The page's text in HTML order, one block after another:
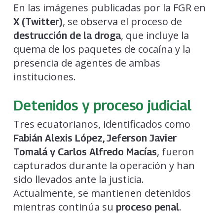
En las imágenes publicadas por la FGR en
X (Twitter), se observa el proceso de
destrucción de la droga, que incluye la
quema de los paquetes de cocaína y la
presencia de agentes de ambas
instituciones.
Detenidos y proceso judicial
Tres ecuatorianos, identificados como
Fabián Alexis López, Jeferson Javier
Tomalá y Carlos Alfredo Macías, fueron
capturados durante la operación y han
sido llevados ante la justicia.
Actualmente, se mantienen detenidos
mientras continúa su proceso penal.